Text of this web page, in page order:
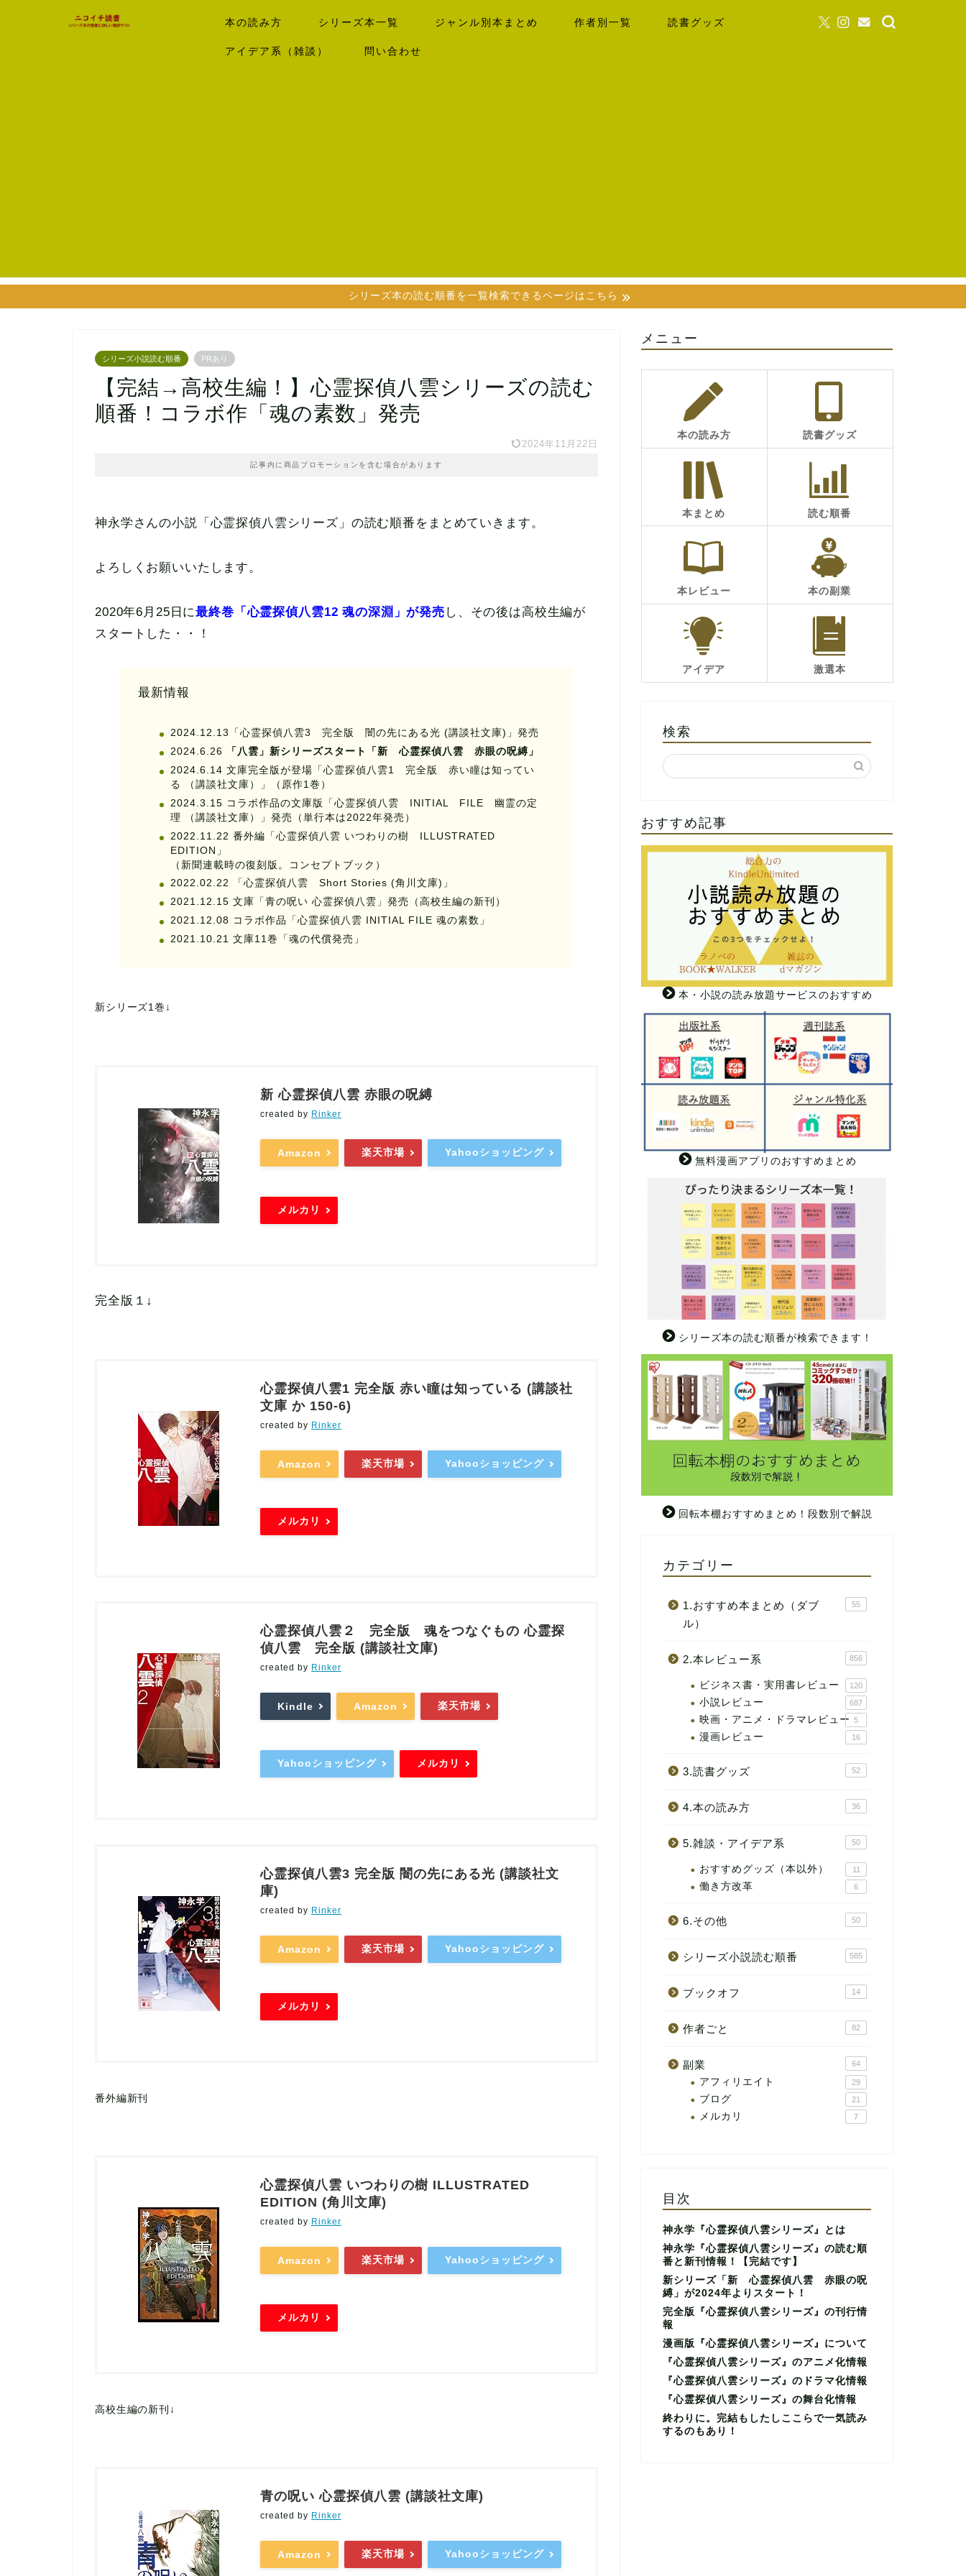
本の読み方 シリーズ本一覧 ジャンル別本まとめ 作者別一覧 読書グッズ
アイデア系（雑談） 問い合わせ
シリーズ本の読む順番を一覧検索できるページはこちら
シリーズ小説読む順番 PRあり
【完結→高校生編！】心霊探偵八雲シリーズの読む
順番！コラボ作「魂の素数」発売
2024年11月22日
記事内に商品プロモーションを含む場合があります
神永学さんの小説「心霊探偵八雲シリーズ」の読む順番をまとめていきます。
よろしくお願いいたします。
2020年6月25日に最終巻「心霊探偵八雲12 魂の深淵」が発売 し、その後は高校生編が
スタートした・・！
最新情報
2024.12.13「心霊探偵八雲3 完全版 闇の先にある光 (講談社文庫)」発売
2024.6.26
「八雲」新シリーズスタート「新 心霊探偵八雲 赤眼の呪縛」
2024.6.14 文庫完全版が登場「心霊探偵八雲1 完全版 赤い瞳は知ってい
る （講談社文庫）」（原作1巻）
2024.3.15 コラボ作品の文庫版「心霊探偵八雲 INITIAL FILE 幽霊の定
理 （講談社文庫）」発売（単行本は2022年発売）
2022.11.22 番外編「心霊探偵八雲 いつわりの樹 ILLUSTRATED
EDITION」
（新聞連載時の復刻版。コンセプトブック）
2022.02.22 「心霊探偵八雲 Short Stories (角川文庫)」
2021.12.15 文庫「青の呪い 心霊探偵八雲」発売（高校生編の新刊）
2021.12.08 コラボ作品「心霊探偵八雲 INITIAL FILE 魂の素数」
2021.10.21 文庫11巻「魂の代償発売」
新シリーズ1巻↓
新 心霊探偵八雲 赤眼の呪縛
created by Rinker
Amazon 楽天市場 Yahooショッピング
メルカリ
完全版１↓
心霊探偵八雲1 完全版 赤い瞳は知っている (講談社
文庫 か 150-6)
created by Rinker
Amazon 楽天市場 Yahooショッピング
メルカリ
心霊探偵八雲２ 完全版 魂をつなぐもの 心霊探
偵八雲 完全版 (講談社文庫)
created by Rinker
Kindle Amazon 楽天市場
Yahooショッピング メルカリ
心霊探偵八雲3 完全版 闇の先にある光 (講談社文
庫)
created by Rinker
Amazon 楽天市場 Yahooショッピング
メルカリ
番外編新刊
心霊探偵八雲 いつわりの樹 ILLUSTRATED
EDITION (角川文庫)
created by Rinker
Amazon 楽天市場 Yahooショッピング
メルカリ
高校生編の新刊↓
青の呪い 心霊探偵八雲 (講談社文庫)
created by Rinker
Amazon 楽天市場 Yahooショッピング
メニュー
本の読み方 読書グッズ
本まとめ 読む順番
本レビュー 本の副業
アイデア 激選本
検索
おすすめ記事
本・小説の読み放題サービスのおすすめ
無料漫画アプリのおすすめまとめ
シリーズ本の読む順番が検索できます！
回転本棚おすすめまとめ！段数別で解説
カテゴリー
1.おすすめ本まとめ（ダブ
ル）
55
2.本レビュー系 856
ビジネス書・実用書レビュー 120
小説レビュー 687
映画・アニメ・ドラマレビュー 5
漫画レビュー 16
3.読書グッズ 52
4.本の読み方 36
5.雑談・アイデア系 50
おすすめグッズ（本以外） 11
働き方改革 6
6.その他 50
シリーズ小説読む順番 585
ブックオフ 14
作者ごと 82
副業 64
アフィリエイト 29
ブログ 21
メルカリ 7
目次
神永学『心霊探偵八雲シリーズ』とは
神永学『心霊探偵八雲シリーズ』の読む順
番と新刊情報！【完結です】
新シリーズ「新 心霊探偵八雲 赤眼の呪
縛」が2024年よりスタート！
完全版『心霊探偵八雲シリーズ』の刊行情
報
漫画版『心霊探偵八雲シリーズ』について
『心霊探偵八雲シリーズ』のアニメ化情報
『心霊探偵八雲シリーズ』のドラマ化情報
『心霊探偵八雲シリーズ』の舞台化情報
終わりに。完結もしたしここらで一気読み
するのもあり！